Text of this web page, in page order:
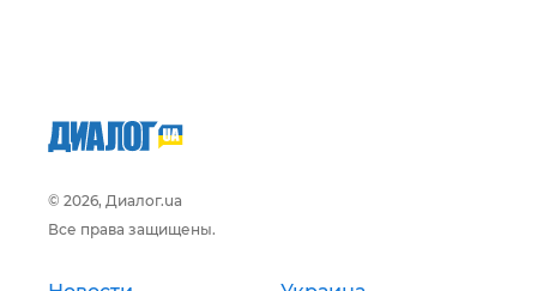
© 2026, Диалог.ua
Все права защищены.